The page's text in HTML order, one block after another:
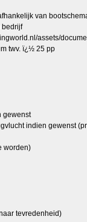
van
bedrijf
assets/
twv. ï¿½ 25 pp
gewenst
indien gewenst
worden)
tevredenheid)